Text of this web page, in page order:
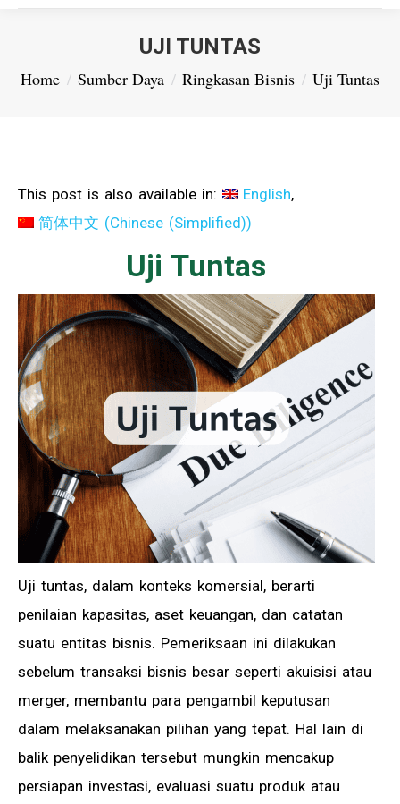
UJI TUNTAS
You are here:
Home Sumber Daya Ringkasan Bisnis Uji Tuntas
This post is also available in:
English
简体中文 (Chinese (Simplified))
Uji Tuntas
Uji tuntas, dalam konteks komersial, berarti
penilaian kapasitas, aset keuangan, dan catatan
suatu entitas bisnis. Pemeriksaan ini dilakukan
sebelum transaksi bisnis besar seperti akuisisi atau
merger, membantu para pengambil keputusan
dalam melaksanakan pilihan yang tepat. Hal lain di
balik penyelidikan tersebut mungkin mencakup
persiapan investasi, evaluasi suatu produk atau